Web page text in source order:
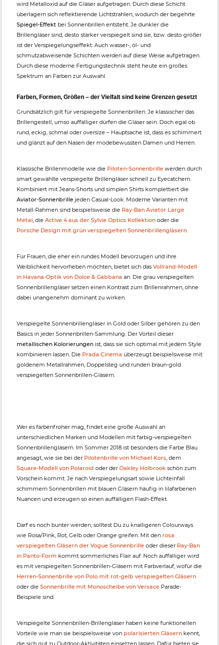
wird Metalloxid auf die Gläser aufgetragen. Durch diese Schicht
überlagern sich reflektierende Lichtstrahlen, wodurch der begehrte
Spiegel-Effekt bei Sonnenbrillen entsteht. Je dunkler die
Brillengläser sind, desto stärker verspiegelt sind sie, bzw. desto größer
ist der Verspiegelungseffekt. Auch wasser-, öl- und
schmutzabweisende Schichten werden auf diese Weise aufgetragen.
Durch diese moderne Fertigungstechnik steht heute ein großes
Spektrum an Farben zur Auswahl.
Farben, Formen, Größen – der Vielfalt sind keine Grenzen gesetzt
Grundsätzlich gilt für verspiegelte Sonnenbrillen: Je klassischer das
Brillengestell, umso auffälliger dürfen die Gläser sein. Doch egal ob
rund, eckig, schmal oder oversize – Hauptsache ist, dass es schimmert
und glänzt auf den Nasen der modebewussten Damen und Herren.
Klassische Brillenmodelle wie die Piloten-Sonnenbrille werden durch
smart gewählte verspiegelte Brillengläser schnell zu Eyecatchern.
Kombiniert mit Jeans-Shorts und simplen Shirts komplettiert die
Aviator-Sonnenbrille jeden Casual-Look. Moderne Varianten mit
Metall-Rahmen sind beispielsweise die Ray-Ban Aviator Large
Metal, die Active 4 aus der Sylvie Optics Kollektion oder die
Porsche Design mit grün verspiegelten Sonnenbrillengläsern.
Für Frauen, die eher ein rundes Modell bevorzugen und ihre
Weiblichkeit hervorheben möchten, bietet sich das Vollrand-Modell
in Havana-Optik von Dolce & Gabbana an. Die grau verspiegelten
Sonnenbrillengläser setzen einen Kontrast zum Brillenrahmen, ohne
dabei unangenehm dominant zu wirken.
Verspiegelte Sonnenbrillengläser in Gold oder Silber gehören zu den
Basics in jeder Sonnenbrillen-Sammlung. Der Vorteil dieser
metallischen Kolorierungen ist, dass sie sich optimal mit jedem Style
kombinieren lassen. Die Prada Cinema überzeugt beispielsweise mit
goldenem Metallrahmen, Doppelsteg und runden braun-gold
verspiegelten Sonnenbrillen-Gläsern.
Wer es farbenfroher mag, findet eine große Auswahl an
unterschiedlichen Marken und Modellen mit farbig-verspiegelten
Sonnenbrillengläsern. Im Sommer 2018 ist besonders die Farbe Blau
angesagt, wie sie bei der Pilotenbrille von Michael Kors, dem
Square-Modell von Polaroid oder der Oakley Holbrook schön zum
Vorschein kommt. Je nach Verspiegelungsart sowie Lichteinfall
schimmern Sonnenbrillen mit blauen Gläsern häufig in lilafarbenen
Nuancen und erzeugen so einen auffälligen Flash-Effekt.
Darf es noch bunter werden, solltest Du zu knalligeren Colourways
wie Rosa/Pink, Rot, Gelb oder Orange greifen. Mit den rosa
verspiegelten Gläsern der Vogue Sonnenbrille oder dieser Ray-Ban
in Panto-Form kommt sommerliches Flair auf. Noch auffälliger wird
es mit verspiegelten Sonnenbrillen-Gläsern mit Farbverlauf, wofür die
Herren-Sonnenbrille von Polo mit rot-gelb verspiegelten Gläsern
oder die Sonnenbrille mit Monoscheibe von Versace Parade-
Beispiele sind.
Verspiegelte Sonnenbrillen-Brillengläser haben keine funktionellen
Vorteile wie man sie beispielsweise von polarisierten Gläsern kennt,
die sich gut zu Outdoor-Aktivitäten einsetzen lassen. Dafür bieten sie